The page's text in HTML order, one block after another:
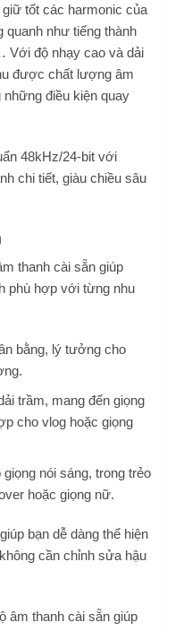
tốt các harmonic của
quanh như tiếng thành
Với độ nhạy cao và dải
được chất lượng âm
điều kiện quay
thanh cài sẵn giúp
phù hợp với từng nhu
bằng, lý tưởng cho
trầm, mang đến giọng
cho vlog hoặc giọng
nói sáng, trong trẻo
hoặc giọng nữ.
bạn dễ dàng thể hiện
cần chỉnh sửa hậu